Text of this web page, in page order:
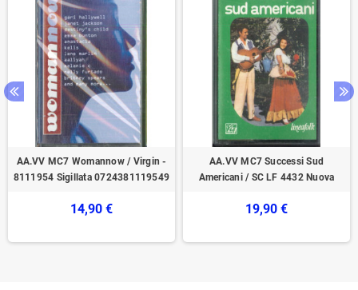
AA.VV MC7 Womannow / Virgin -
8111954 Sigillata 0724381119549
14,90 €
AA.VV MC7 Successi Sud
Americani / SC LF 4432 Nuova
19,90 €